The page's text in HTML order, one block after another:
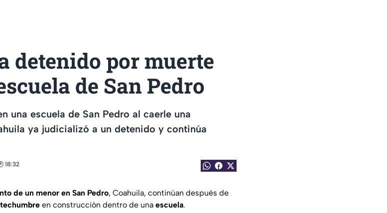
detenido por muerte
de San Pedro
una escuela de San Pedro al caerle una
ya judicializó a un detenido y continúa
18:32
de un menor en San Pedro, Coahuila, continúan después de
techumbre en construcción dentro de una escuela.